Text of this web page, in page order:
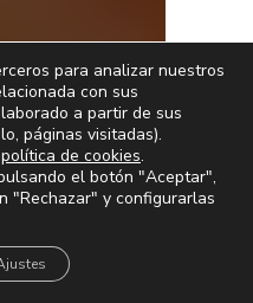
para analizar nuestros
con sus
a partir de sus
páginas visitadas).
política de cookies.
el botón "Aceptar",
"Rechazar" y configurarlas